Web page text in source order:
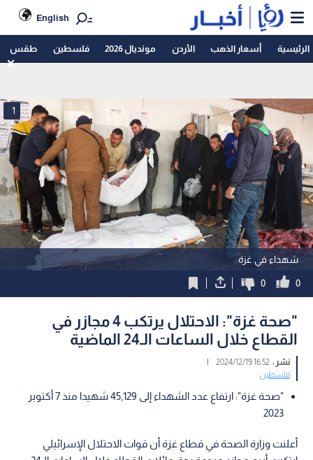
English
الرئيسية أسعار الذهب الأردن مونديال 2026 فلسطين طقس
شهداء في غزة
1
0
0
"صحة غزة": الاحتلال يرتكب 4 مجازر في
القطاع خلال الساعات الـ24 الماضية
نشر :16:52 2024/12/19
|
فلسطين
"صحة غزة": ارتفاع عدد الشهداء إلى 45,129 شهيدا منذ 7 أكتوبر
2023
أعلنت وزارة الصحة في قطاع غزة أن قوات الاحتلال الإسرائيلي